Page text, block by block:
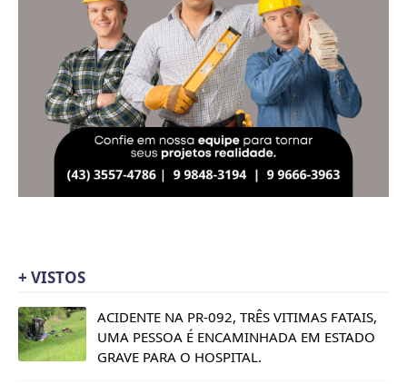
+ VISTOS
ACIDENTE NA PR-092, TRÊS VITIMAS FATAIS,
UMA PESSOA É ENCAMINHADA EM ESTADO
GRAVE PARA O HOSPITAL.